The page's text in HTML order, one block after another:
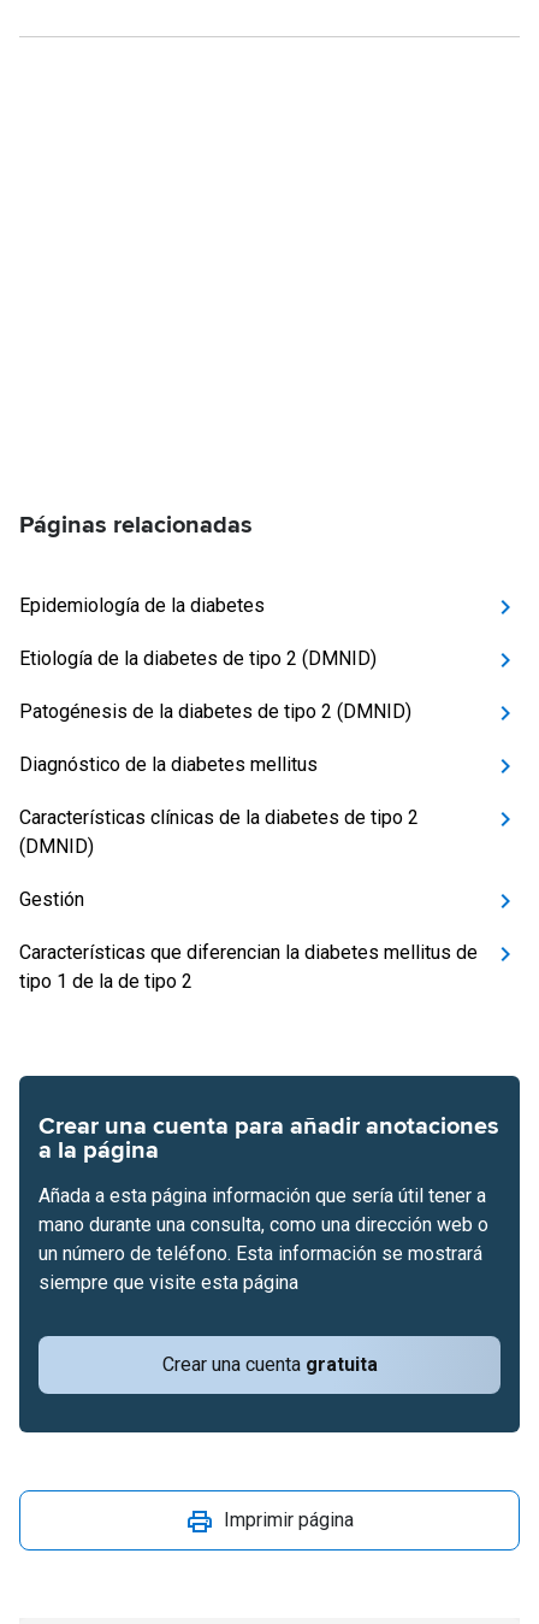
Páginas relacionadas
Epidemiología de la diabetes
Etiología de la diabetes de tipo 2 (DMNID)
Patogénesis de la diabetes de tipo 2 (DMNID)
Diagnóstico de la diabetes mellitus
Características clínicas de la diabetes de tipo 2
(DMNID)
Gestión
Características que diferencian la diabetes mellitus de
tipo 1 de la de tipo 2
Crear una cuenta para añadir anotaciones
a la página
Crear una cuenta gratuita
Añada a esta página información que sería útil tener a
mano durante una consulta, como una dirección web o
un número de teléfono. Esta información se mostrará
siempre que visite esta página
Imprimir página